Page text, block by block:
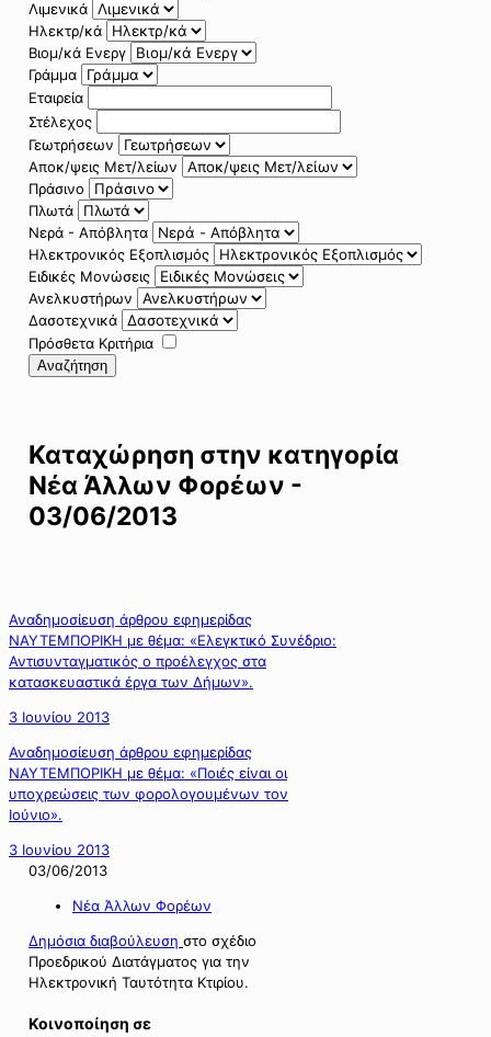
Λιμενικά
Ηλεκτρ/κά
Βιομ/κά Ενεργ
Γράμμα
Εταιρεία
Στέλεχος
Γεωτρήσεων
Αποκ/ψεις Μετ/λείων
Πράσινο
Πλωτά
Νερά - Απόβλητα
Ηλεκτρονικός Εξοπλισμός
Ειδικές Μονώσεις
Ανελκυστήρων
Δασοτεχνικά
Πρόσθετα Κριτήρια
Αναζήτηση
Καταχώρηση στην κατηγορία
Νέα Άλλων Φορέων -
03/06/2013
Αναδημοσίευση άρθρου εφημερίδας
ΝΑΥΤΕΜΠΟΡΙΚΗ με θέμα: «Ελεγκτικό Συνέδριο:
Αντισυνταγµατικός ο προέλεγχος στα
κατασκευαστικά έργα των ∆ήµων».
3 Ιουνίου 2013
Αναδημοσίευση άρθρου εφημερίδας
ΝΑΥΤΕΜΠΟΡΙΚΗ με θέμα: «Ποιές είναι οι
υποχρεώσεις των φορολογουμένων τον
Ιούνιο».
3 Ιουνίου 2013
03/06/2013
Νέα Άλλων Φορέων
Δημόσια διαβούλευση στο σχέδιο
Προεδρικού Διατάγματος για την
Ηλεκτρονική Ταυτότητα Κτιρίου.
Κοινοποίηση σε